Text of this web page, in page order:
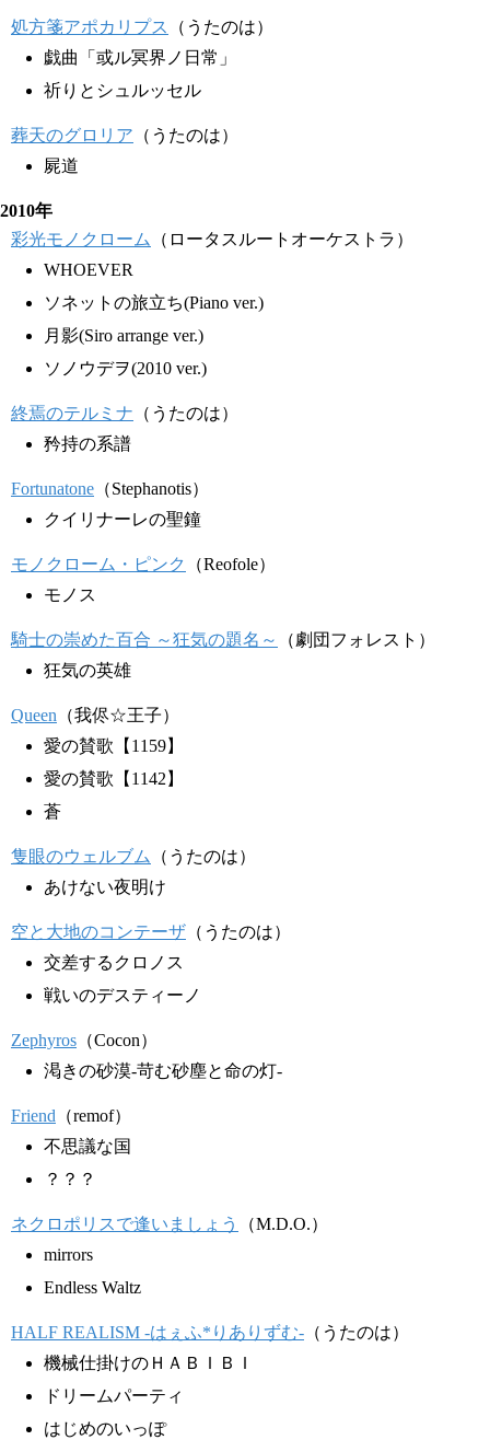
処方箋アポカリプス
（うたのは）
戯曲「或ル冥界ノ日常」
祈りとシュルッセル
葬天のグロリア （うたのは）
屍道
2010年
彩光モノクローム
（ロータスルートオーケストラ）
WHOEVER
ソネットの旅立ち(Piano ver.)
月影(Siro arrange ver.)
ソノウデヲ(2010 ver.)
終焉のテルミナ （うたのは）
矜持の系譜
Fortunatone （Stephanotis）
クイリナーレの聖鐘
モノクローム・ピンク
（Reofole）
モノス
騎士の崇めた百合 ～狂気の題名～
（劇団フォレスト）
狂気の英雄
Queen （我侭☆王子）
愛の賛歌【1159】
愛の賛歌【1142】
蒼
隻眼のウェルブム
（うたのは）
あけない夜明け
空と大地のコンテーザ （うたのは）
交差するクロノス
戦いのデスティーノ
Zephyros （Cocon）
渇きの砂漠-苛む砂塵と命の灯-
Friend （remof）
不思議な国
？？？
ネクロポリスで逢いましょう
（M.D.O.）
mirrors
Endless Waltz
HALF REALISM -はぇふ*りありずむ- （うたのは）
機械仕掛けのＨＡＢＩＢＩ
ドリームパーティ
はじめのいっぽ